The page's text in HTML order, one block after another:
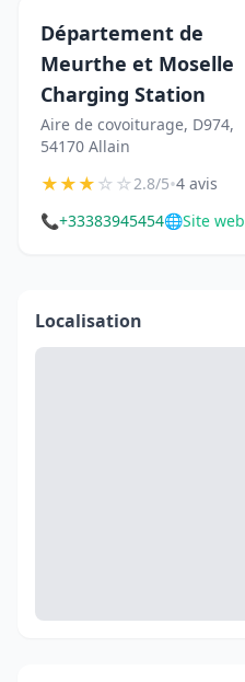
Département de
Meurthe et Moselle
Charging Station
Aire de covoiturage, D974,
54170 Allain
★★★☆☆2.8/5•4 avis
📞+33383945454🌐Site web
Localisation